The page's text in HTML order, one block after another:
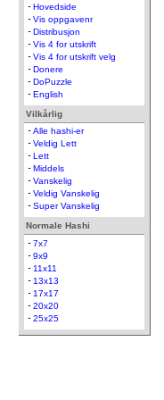
Hovedside
Vis oppgavenr
Distribusjon
Vis 4 for utskrift
Vis 4 for utskrift velg
Donere
DoPuzzle
English
Vilkårlig
Alle hashi-er
Veldig Lett
Lett
Middels
Vanskelig
Veldig Vanskelig
Super Vanskelig
Normale Hashi
7x7
9x9
11x11
13x13
17x17
20x20
25x25